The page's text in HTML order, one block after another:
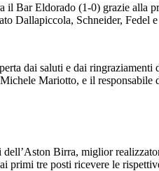
il Bar Eldorado (1-0) grazie alla
Dallapiccola, Schneider, Fedel
dai saluti e dai
Mariotto, e il
Birra, miglior
primi tre posti ricevere le